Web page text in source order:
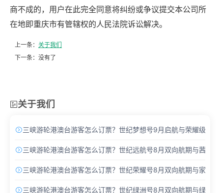
商不成的，用户在此完全同意将纠纷或争议提交本公司所
在地即重庆市有管辖权的人民法院诉讼解决。
上一条： 关于我们
下一条：没有了
 关于我们
三峡游轮港澳台游客怎么订票？世纪梦想号9月启航与荣耀级Pro
三峡游轮港澳台游客怎么订票？世纪远航号8月双向航期与茜茜
三峡游轮港澳台游客怎么订票？世纪荣耀号8月双向航期与家庭
三峡游轮港澳台游客怎么订票？世纪绿洲号8月双向航期与绿洲